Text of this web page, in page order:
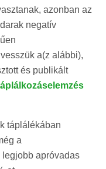
azonban az
negatív
a(z alábbi),
és publikált
táplálékában
a
legjobb apróvadas